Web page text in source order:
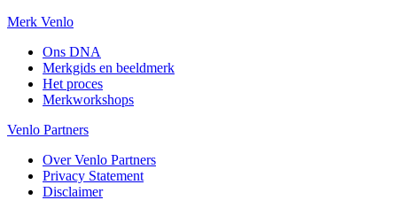
Merk Venlo
Ons DNA
Merkgids en beeldmerk
Het proces
Merkworkshops
Venlo Partners
Over Venlo Partners
Privacy Statement
Disclaimer